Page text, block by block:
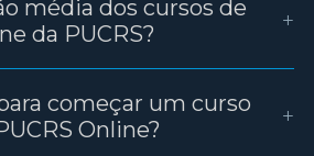
média dos cursos de
da PUCRS?
+
começar um curso
Online?
+